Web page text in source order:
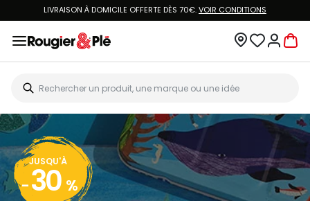
LIVRAISON À DOMICILE OFFERTE DÈS 70€.VOIR CONDITIONS
JUSQU'À
- 30 %